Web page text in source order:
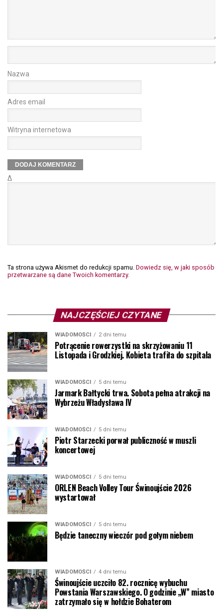
Nazwa
Adres email
Witryna internetowa
Δ
Ta strona używa Akismet do redukcji spamu. Dowiedz się, w jaki sposób
przetwarzane są dane Twoich komentarzy.
NAJCZĘŚCIEJ CZYTANE
WIADOMOŚCI 2 dni temu
Potrącenie rowerzystki na skrzyżowaniu 11
Listopada i Grodzkiej. Kobieta trafiła do szpitala
WIADOMOŚCI 5 dni temu
Jarmark Bałtycki trwa. Sobota pełna atrakcji na
Wybrzeżu Władysława IV
WIADOMOŚCI 5 dni temu
Piotr Starzecki porwał publiczność w muszli
koncertowej
WIADOMOŚCI 5 dni temu
ORLEN Beach Volley Tour Świnoujście 2026
wystartował
WIADOMOŚCI 5 dni temu
Będzie taneczny wieczór pod gołym niebem
WIADOMOŚCI 4 dni temu
Świnoujście uczciło 82. rocznicę wybuchu
Powstania Warszawskiego. O godzinie „W” miasto
zatrzymało się w hołdzie Bohaterom